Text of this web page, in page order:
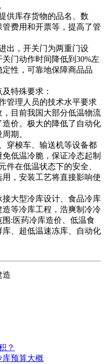
库存货物的品名、数
费用和开票等，提高了管
，开关门为两重门设
门动作时间降低到30%左
性，可靠地保障商品品
特殊要求：
理人员的技术水平要求
目前我国大部分低温物流
价。极大的降低了自动化
期。
梭车、输送机等设备都
低温冷脆，保证冷态起制
件在低温状态下的安全、
，安装工艺将直接影响使
大型冷库设计、食品冷库
等冷库工程，浩爽制冷冷
:医药冷库造价、低温食
、超低温速冻库、自动化
造
？
库预算大概